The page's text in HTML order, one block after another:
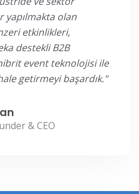
yapılmakta olan
etkinlikleri,
destekli B2B
event teknolojisi ile
getirmeyi başardık."
& CEO